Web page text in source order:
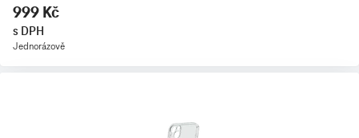
999 Kč
s DPH
Jednorázově